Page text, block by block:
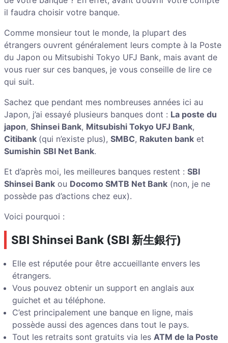
il faudra choisir votre banque.
Comme monsieur tout le monde, la plupart des
étrangers ouvrent généralement leurs compte à la Poste
du Japon ou Mitsubishi Tokyo UFJ Bank, mais avant de
vous ruer sur ces banques, je vous conseille de lire ce
qui suit.
Sachez que pendant mes nombreuses années ici au
Japon, j’ai essayé plusieurs banques dont : La poste du
japon, Shinsei Bank, Mitsubishi Tokyo UFJ Bank,
Citibank (qui n’existe plus), SMBC, Rakuten bank et
Sumishin SBI Net Bank.
Et d’après moi, les meilleures banques restent : SBI
Shinsei Bank ou Docomo SMTB Net Bank (non, je ne
possède pas d’actions chez eux).
Voici pourquoi :
SBI Shinsei Bank (SBI 新生銀行)
Elle est réputée pour être accueillante envers les
étrangers.
Vous pouvez obtenir un support en anglais aux
guichet et au téléphone.
C’est principalement une banque en ligne, mais
possède aussi des agences dans tout le pays.
Tout les retraits sont gratuits via les ATM de la Poste